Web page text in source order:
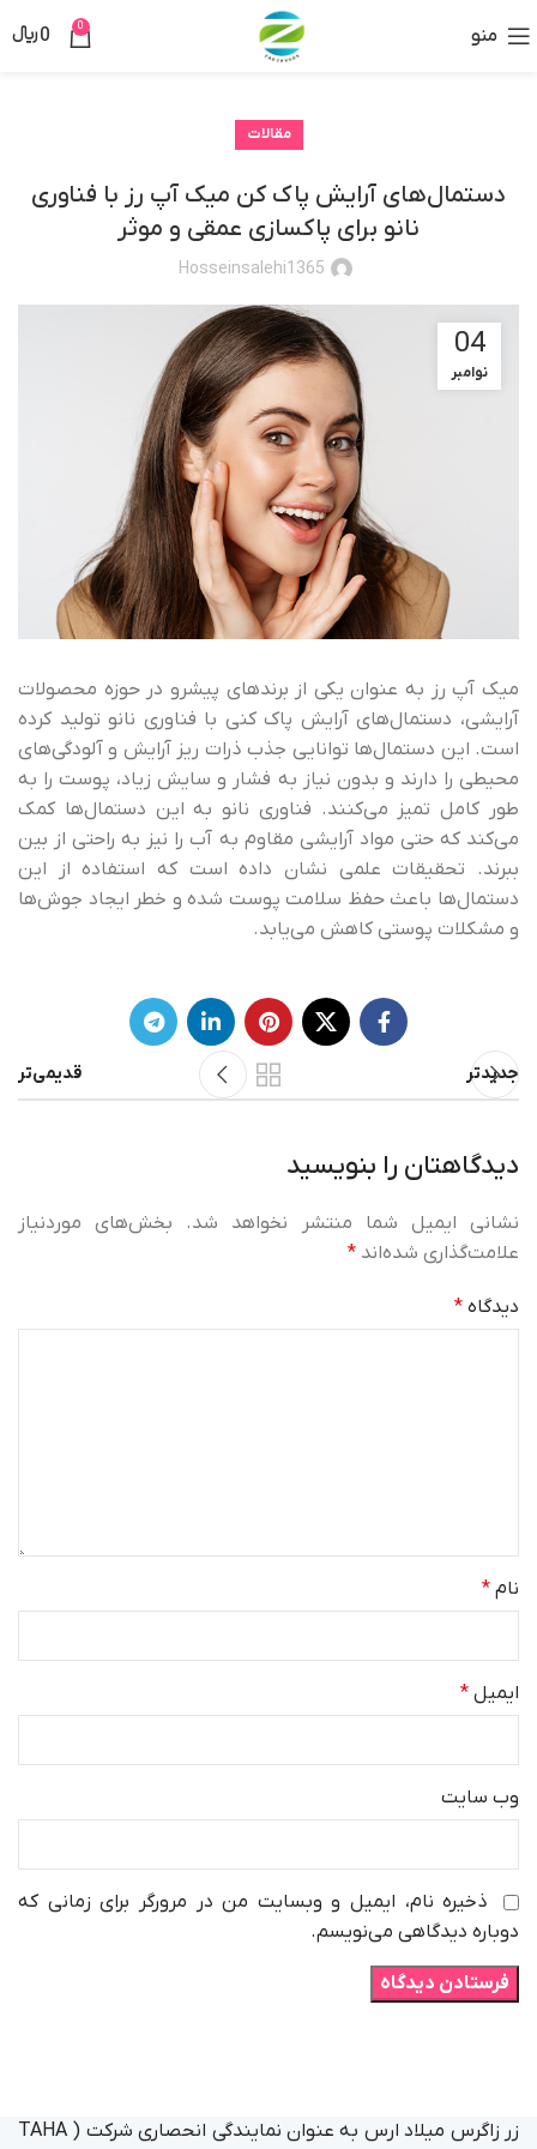
منو 0
0﷼
مقالات
دستمال‌های آرایش پاک کن میک آپ رز با فناوری
نانو برای پاکسازی عمقی و موثر
Hosseinsalehi1365
04
نوامبر
میک آپ رز به عنوان یکی از برندهای پیشرو در حوزه محصولات
آرایشی، دستمال‌های آرایش پاک کنی با فناوری نانو تولید کرده
است. این دستمال‌ها توانایی جذب ذرات ریز آرایش و آلودگی‌های
محیطی را دارند و بدون نیاز به فشار و سایش زیاد، پوست را به
طور کامل تمیز می‌کنند. فناوری نانو به این دستمال‌ها کمک
می‌کند که حتی مواد آرایشی مقاوم به آب را نیز به راحتی از بین
ببرند. تحقیقات علمی نشان داده است که استفاده از این
دستمال‌ها باعث حفظ سلامت پوست شده و خطر ایجاد جوش‌ها
و مشکلات پوستی کاهش می‌یابد.
جدیدتر قدیمی‌تر
دیدگاهتان را بنویسید
نشانی ایمیل شما منتشر نخواهد شد.
بخش‌های موردنیاز
علامت‌گذاری شده‌اند *
دیدگاه *
نام *
ایمیل *
وب‌ سایت
ذخیره نام، ایمیل و وبسایت من در مرورگر برای زمانی که
دوباره دیدگاهی می‌نویسم.
زر زاگرس میلاد ارس به عنوان نمایندگی انحصاری شرکت ( TAHA